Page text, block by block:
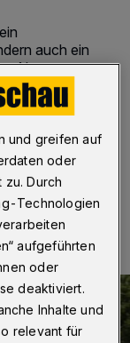
auch ein
Alters.
Pedelec-
beteiligt,
Folgen.
und greifen auf
oder
zu. Durch
Technologien
aufgeführten
oder
deaktiviert.
Inhalte und
relevant für